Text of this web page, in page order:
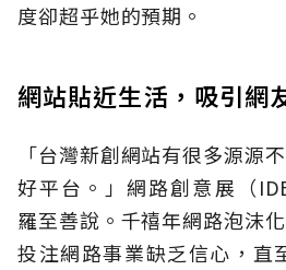
度卻超乎她的預期。
網站貼近生活，吸引網
「台灣新創網站有很多源源
好平台。」網路創意展（
羅至善說。千禧年網路泡沫
投注網路事業缺乏信心，直